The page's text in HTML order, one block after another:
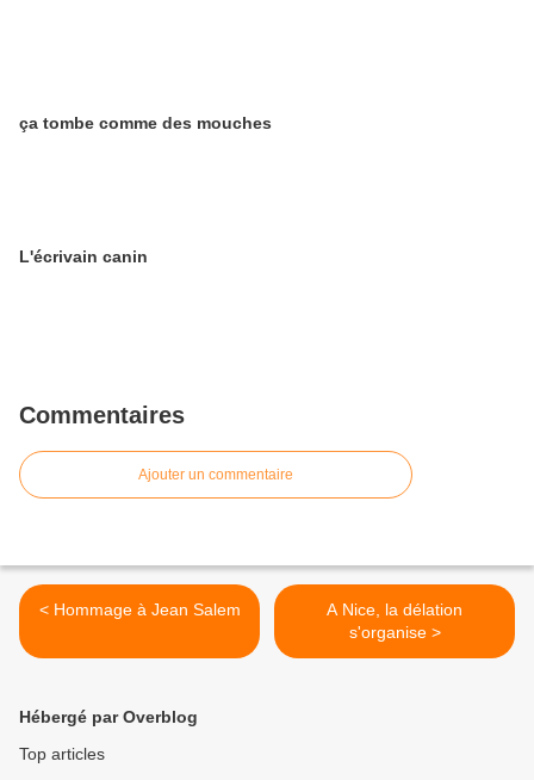
ça tombe comme des mouches
L'écrivain canin
Commentaires
Ajouter un commentaire
< Hommage à Jean Salem
A Nice, la délation
s'organise >
Hébergé par Overblog
Top articles